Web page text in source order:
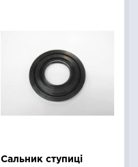
Сальник ступиці